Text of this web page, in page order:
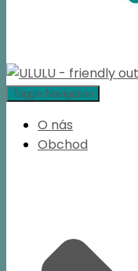
Toggle Navigation
O nás
Obchod